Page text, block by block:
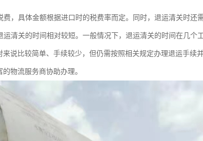
，具体金额根据进口时的税费率而定。同时，退运清关时还
清关的时间相对较短。一般情况下，退运清关的时间在几个
说比较简单、手续较少，但仍需按照相关规定办理退运手续
物流服务商协助办理。